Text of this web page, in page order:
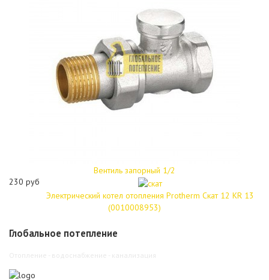
Вентиль запорный 1/2
230 руб
Электрический котел отопления Protherm Скат 12 КR 13
(0010008953)
Глобальное потепление